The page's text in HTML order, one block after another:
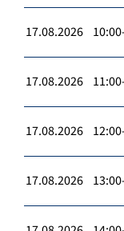
17.08.2026
17.08.2026
17.08.2026
17.08.2026